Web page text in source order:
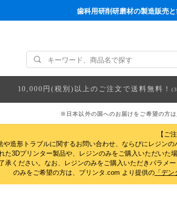
歯科用研削研磨材の製造販売
10,000円(税別)以上のご注文で送料無料！
※日本以外の国へのお届けをご希望の方は
【ご
や造形トラブルに関するお問い合わせ、ならびにレジン
た3Dプリンター製品や、レジンのみをご購入いただい
承ください。なお、レジンのみをご購入いただきパラメ
のみをご希望の方は、プリンタ.com より提供の「デン